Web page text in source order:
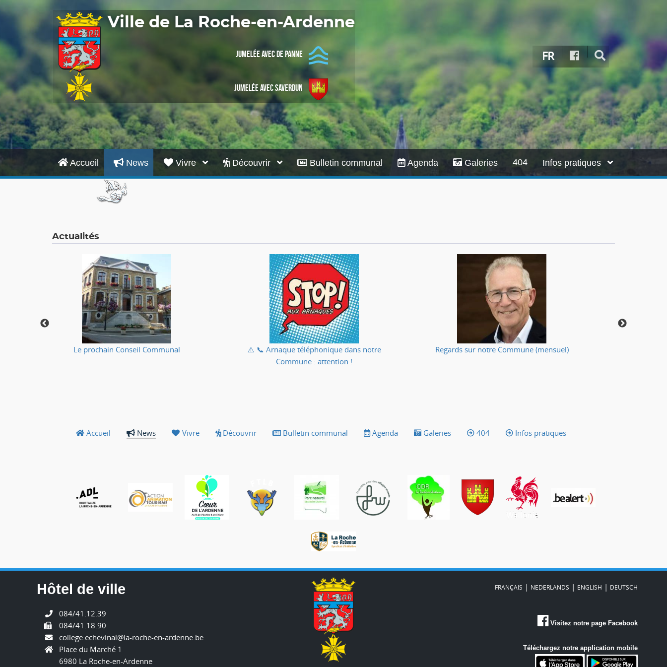
Ville de La Roche-en-Ardenne
Jumelée avec De Panne
Jumelée avec Saverdun
FR
Accueil News Vivre Découvrir Bulletin communal Agenda Galeries 404 Infos pratiques
Actualités
Le prochain Conseil Communal
⚠️ 📞 Arnaque téléphonique dans notre
Commune : attention !
Regards sur notre Commune (mensuel)
Accueil News Vivre Découvrir Bulletin communal Agenda Galeries 404 Infos pratiques
Hôtel de ville
084/41.12.39
084/41.18.90
college.echevinal@la-roche-en-ardenne.be
Place du Marché 1
6980 La Roche-en-Ardenne
FRANÇAIS | NEDERLANDS | ENGLISH | DEUTSCH
Visitez notre page Facebook
Téléchargez notre application mobile